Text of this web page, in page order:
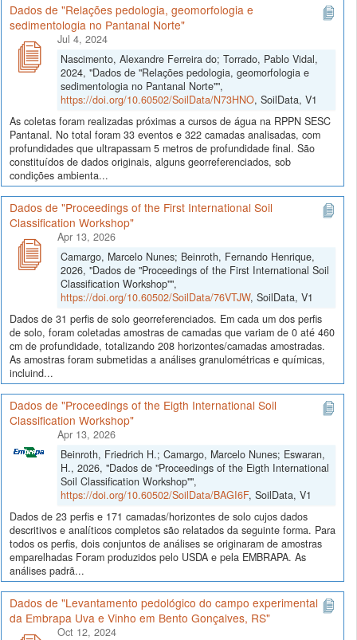
Dados de "Relações pedologia, geomorfologia e
sedimentologia no Pantanal Norte"
Jul 4, 2024
Nascimento, Alexandre Ferreira do; Torrado, Pablo Vidal,
2024, "Dados de "Relações pedologia, geomorfologia e
sedimentologia no Pantanal Norte"",
https://doi.org/10.60502/SoilData/N73HNO, SoilData, V1
As coletas foram realizadas próximas a cursos de água na RPPN SESC
Pantanal. No total foram 33 eventos e 322 camadas analisadas, com
profundidades que ultrapassam 5 metros de profundidade final. São
constituídos de dados originais, alguns georreferenciados, sob
condições ambienta...
Dados de "Proceedings of the First International Soil
Classification Workshop"
Apr 13, 2026
Camargo, Marcelo Nunes; Beinroth, Fernando Henrique,
2026, "Dados de "Proceedings of the First International Soil
Classification Workshop"",
https://doi.org/10.60502/SoilData/76VTJW, SoilData, V1
Dados de 31 perfis de solo georreferenciados. Em cada um dos perfis
de solo, foram coletadas amostras de camadas que variam de 0 até 460
cm de profundidade, totalizando 208 horizontes/camadas amostradas.
As amostras foram submetidas a análises granulométricas e químicas,
incluind...
Dados de "Proceedings of the Eigth International Soil
Classification Workshop"
Apr 13, 2026
Beinroth, Friedrich H.; Camargo, Marcelo Nunes; Eswaran,
H., 2026, "Dados de "Proceedings of the Eigth International
Soil Classification Workshop"",
https://doi.org/10.60502/SoilData/BAGI6F, SoilData, V1
Dados de 23 perfis e 171 camadas/horizontes de solo cujos dados
descritivos e analíticos completos são relatados da seguinte forma. Para
todos os perfis, dois conjuntos de análises se originaram de amostras
emparelhadas Foram produzidos pelo USDA e pela EMBRAPA. As
análises padrã...
Dados de "Levantamento pedológico do campo experimental
da Embrapa Uva e Vinho em Bento Gonçalves, RS"
Oct 12, 2024